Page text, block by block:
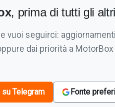
, prima di tutti gli altri
vuoi seguirci:
dai priorità a
Telegram Fonte